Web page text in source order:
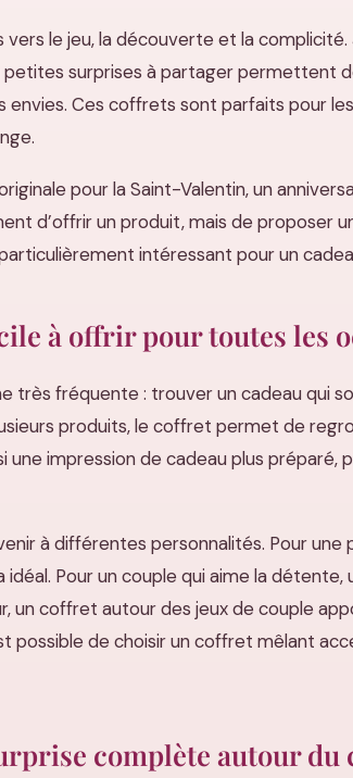
le jeu, la découverte et la complicité.
petites surprises à partager permettent
envies. Ces coffrets sont parfaits pour
pour la Saint-Valentin, un
d’offrir un produit, mais de proposer
intéressant pour un
à offrir pour toutes les
fréquente : trouver un cadeau qui
produits, le coffret permet de
une impression de cadeau plus préparé,
à différentes personnalités. Pour une
Pour un couple qui aime la
un coffret autour des jeux de couple
possible de choisir un coffret mêlant
complète autour du